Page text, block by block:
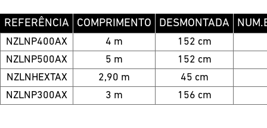
REFERÊNCIA COMPRIMENTO DESMONTADA
NZLNP400AX 4 m
152 cm
NZLNP500AX
5 m
152 cm
NZLNHEXTAX
2,90 m
45 cm
NZLNP300AX
3 m 156 cm